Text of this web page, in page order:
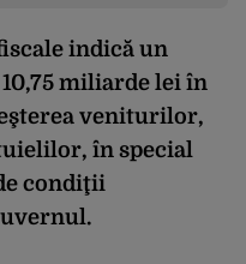
indică un
miliarde lei în
veniturilor,
în special
condiţii